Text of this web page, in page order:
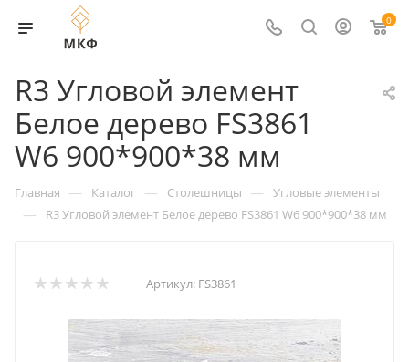
0
R3 Угловой элемент
Белое дерево FS3861
W6 900*900*38 мм
Главная — Каталог — Столешницы — Угловые элементы
— R3 Угловой элемент Белое дерево FS3861 W6 900*900*38 мм
Артикул: FS3861